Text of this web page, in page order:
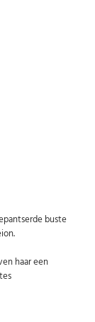
buste
haar een